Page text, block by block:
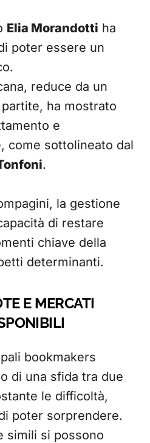
Elia Morandotti ha
poter essere un
reduce da un
ha mostrato
e
come sottolineato dal
.
la gestione
di restare
chiave della
determinanti.
E MERCATI
bookmakers
di una sfida tra due
le difficoltà,
poter sorprendere.
simili si possono